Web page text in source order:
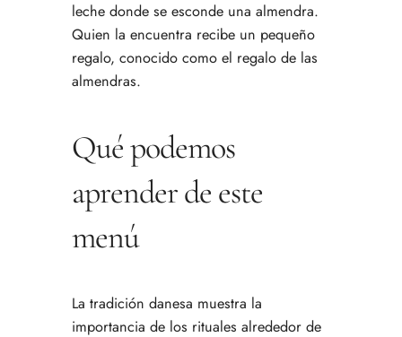
leche donde se esconde una almendra.
Quien la encuentra recibe un pequeño
regalo, conocido como el regalo de las
almendras.
Qué podemos
aprender de este
menú
La tradición danesa muestra la
importancia de los rituales alrededor de